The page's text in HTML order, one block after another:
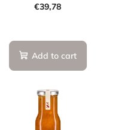
€39,78
Add to cart